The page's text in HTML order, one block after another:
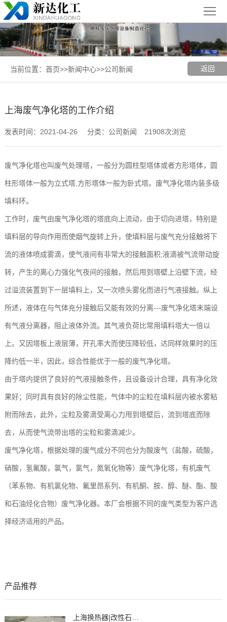
页
关
于
我
新
闻
心
聚丙烯
（PP）
设备
PPH
设备
聚
复
合
玻
钢
设
设备
例
展
上
海
系
我
们
返回
当前位置： 首页>>新闻中心>>公司新闻
上海废气净化塔的工作介绍
发表时间：2021-04-26 分类：公司新闻 21908次浏览
废气净化塔也叫废气处理塔，一般分为圆柱型塔体或者方形塔体，圆
柱形塔体一般为立式塔,方形塔体一般为卧式塔。废气净化塔内装多级
填料环。
工作时，废气由废气净化塔的塔底向上流动，由于切向进塔，特别是
填料层的导向作用而使烟气旋转上升，使填料层与废气充分接触将下
流的液体喷成雾滴，使气液间有非常大的接触面积;液滴被气流带动旋
转，产生的离心力强化气夜间的接触，然后甩到塔壁上沿壁下流，经
过溢流装置到下一层填料上，又一次喷头雾化而进行气液接触。纵上
所述，液体在与气体充分接触后又能有效的分离---废气净化塔末端设
有气液分离器，阻止液体外流。其气液负荷比常用填料塔大一倍以
上。又因塔板上液层薄，开孔率大而使压降较低，达同样效果时的压
降约低一半，因此，综合性能优于一般的废气净化塔。
由于塔内提供了良好的气液接触条件，且设备设计合理，具有净化效
果好；同时具有良好的除尘性能，气体中的尘粒在填料层内被水雾粘
附而除去，此外，尘粒及雾滴受离心力甩到塔壁后，流到塔底而除
去，从而使气流带出塔的尘粒和雾滴减少。
废气净化塔，根据处理的废气成分不同也分为酸废气（盐酸，硫酸，
硝酸，氢氟酸，氯气，氯气，氮氧化物等）废气净化塔，有机废气
（苯系物、有机氯化物、氟里昂系列、有机酮、胺、醇、醚、酯、酸
和石油烃化合物）废气净化器。本厂会根据不同的废气类型为客户选
择经济适用的产品。
产品推荐